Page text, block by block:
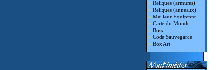
» Reliques (armures)
» Reliques (anneaux)
» Meilleur Equipmnt
» Carte du Monde
» Boss
» Code Sauvegarde
» Box Art